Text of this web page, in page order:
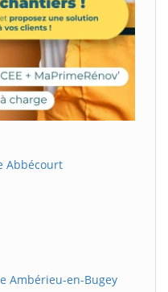
Abbécourt
Ambérieu-en-Bugey